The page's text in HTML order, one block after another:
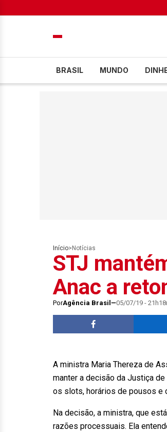
BRASIL MUNDO
Início> Notícias
STJ
Anac a
PorAgência Brasil 05/07/19 -
A ministra Maria Thereza de
manter a decisão da Justiça
os slots, horários de pousos e
Na decisão, a ministra, que
razões processuais. Ela